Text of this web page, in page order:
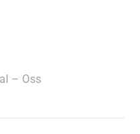
– Oss